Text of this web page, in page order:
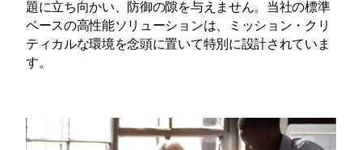
題に立ち向かい、防御の隙を与えません。当社の標準
ベースの高性能ソリューションは、ミッション・クリ
ティカルな環境を念頭に置いて特別に設計されていま
す。